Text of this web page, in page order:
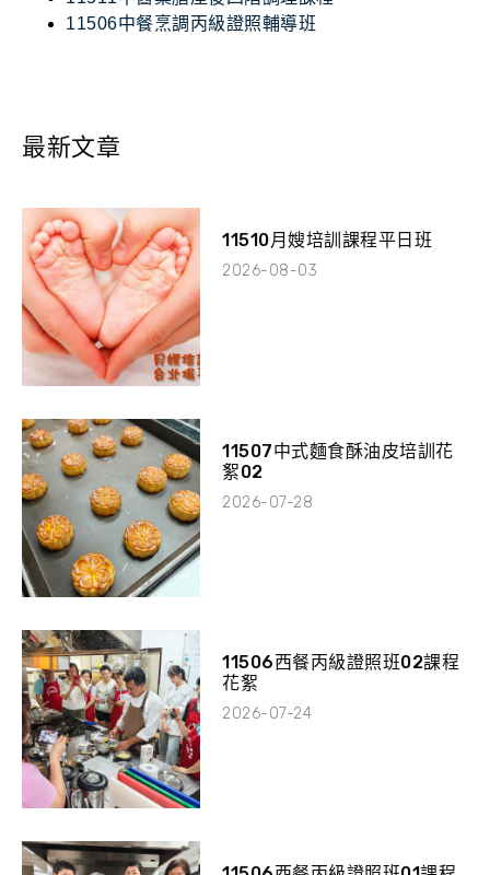
11506中餐烹調丙級證照輔導班
最新文章
11510月嫂培訓課程平日班
2026-08-03
11507中式麵食酥油皮培訓花
絮02
2026-07-28
11506西餐丙級證照班02課程
花絮
2026-07-24